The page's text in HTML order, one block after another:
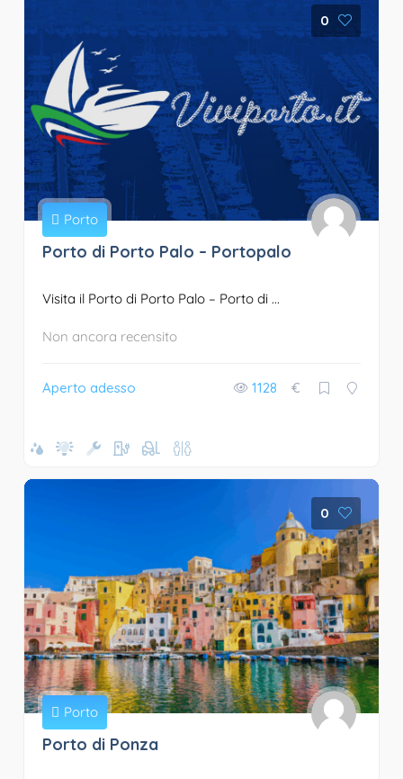
0
Porto
Porto di Porto Palo – Portopalo
Visita il Porto di Porto Palo – Porto di ...
Non ancora recensito
Aperto adesso 1128 €
0
Porto
Porto di Ponza